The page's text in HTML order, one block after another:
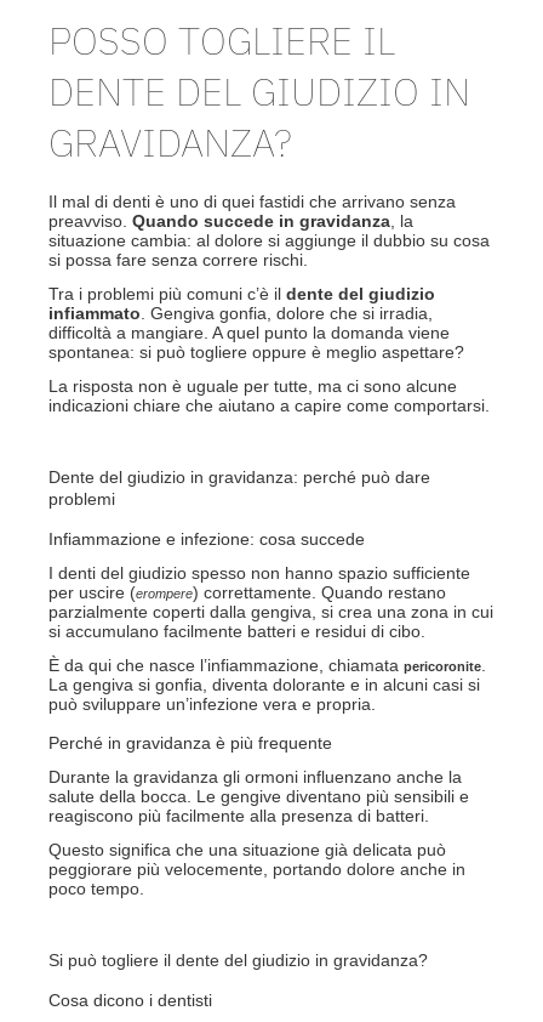
POSSO TOGLIERE IL
DENTE DEL GIUDIZIO IN
GRAVIDANZA?
Il mal di denti è uno di quei fastidi che arrivano senza
preavviso. Quando succede in gravidanza , la
situazione cambia: al dolore si aggiunge il dubbio su cosa
si possa fare senza correre rischi.
Tra i problemi più comuni c’è il dente del giudizio
infiammato . Gengiva gonfia, dolore che si irradia,
difficoltà a mangiare. A quel punto la domanda viene
spontanea: si può togliere oppure è meglio aspettare?
La risposta non è uguale per tutte, ma ci sono alcune
indicazioni chiare che aiutano a capire come comportarsi.
Dente del giudizio in gravidanza: perché può dare
problemi
Infiammazione e infezione: cosa succede
I denti del giudizio spesso non hanno spazio sufficiente
per uscire (erompere) correttamente. Quando restano
parzialmente coperti dalla gengiva, si crea una zona in cui
si accumulano facilmente batteri e residui di cibo.
È da qui che nasce l’infiammazione, chiamata pericoronite
La gengiva si gonfia, diventa dolorante e in alcuni casi si
può sviluppare un’infezione vera e propria.
Perché in gravidanza è più frequente
Durante la gravidanza gli ormoni influenzano anche la
salute della bocca. Le gengive diventano più sensibili e
reagiscono più facilmente alla presenza di batteri.
Questo significa che una situazione già delicata può
peggiorare più velocemente, portando dolore anche in
poco tempo.
Si può togliere il dente del giudizio in gravidanza?
Cosa dicono i dentisti